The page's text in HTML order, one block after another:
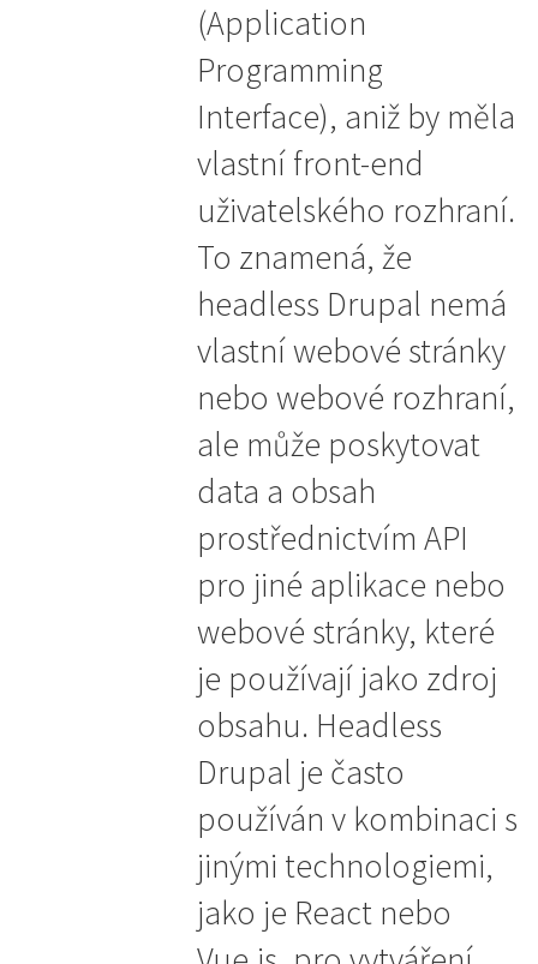
(Application
Programming
Interface), aniž by měla
vlastní front-end
uživatelského rozhraní.
To znamená, že
headless Drupal nemá
vlastní webové stránky
nebo webové rozhraní,
ale může poskytovat
data a obsah
prostřednictvím API
pro jiné aplikace nebo
webové stránky, které
je používají jako zdroj
obsahu. Headless
Drupal je často
používán v kombinaci s
jinými technologiemi,
jako je React nebo